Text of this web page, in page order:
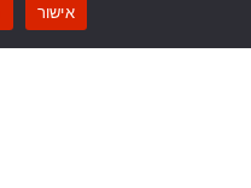
אישור